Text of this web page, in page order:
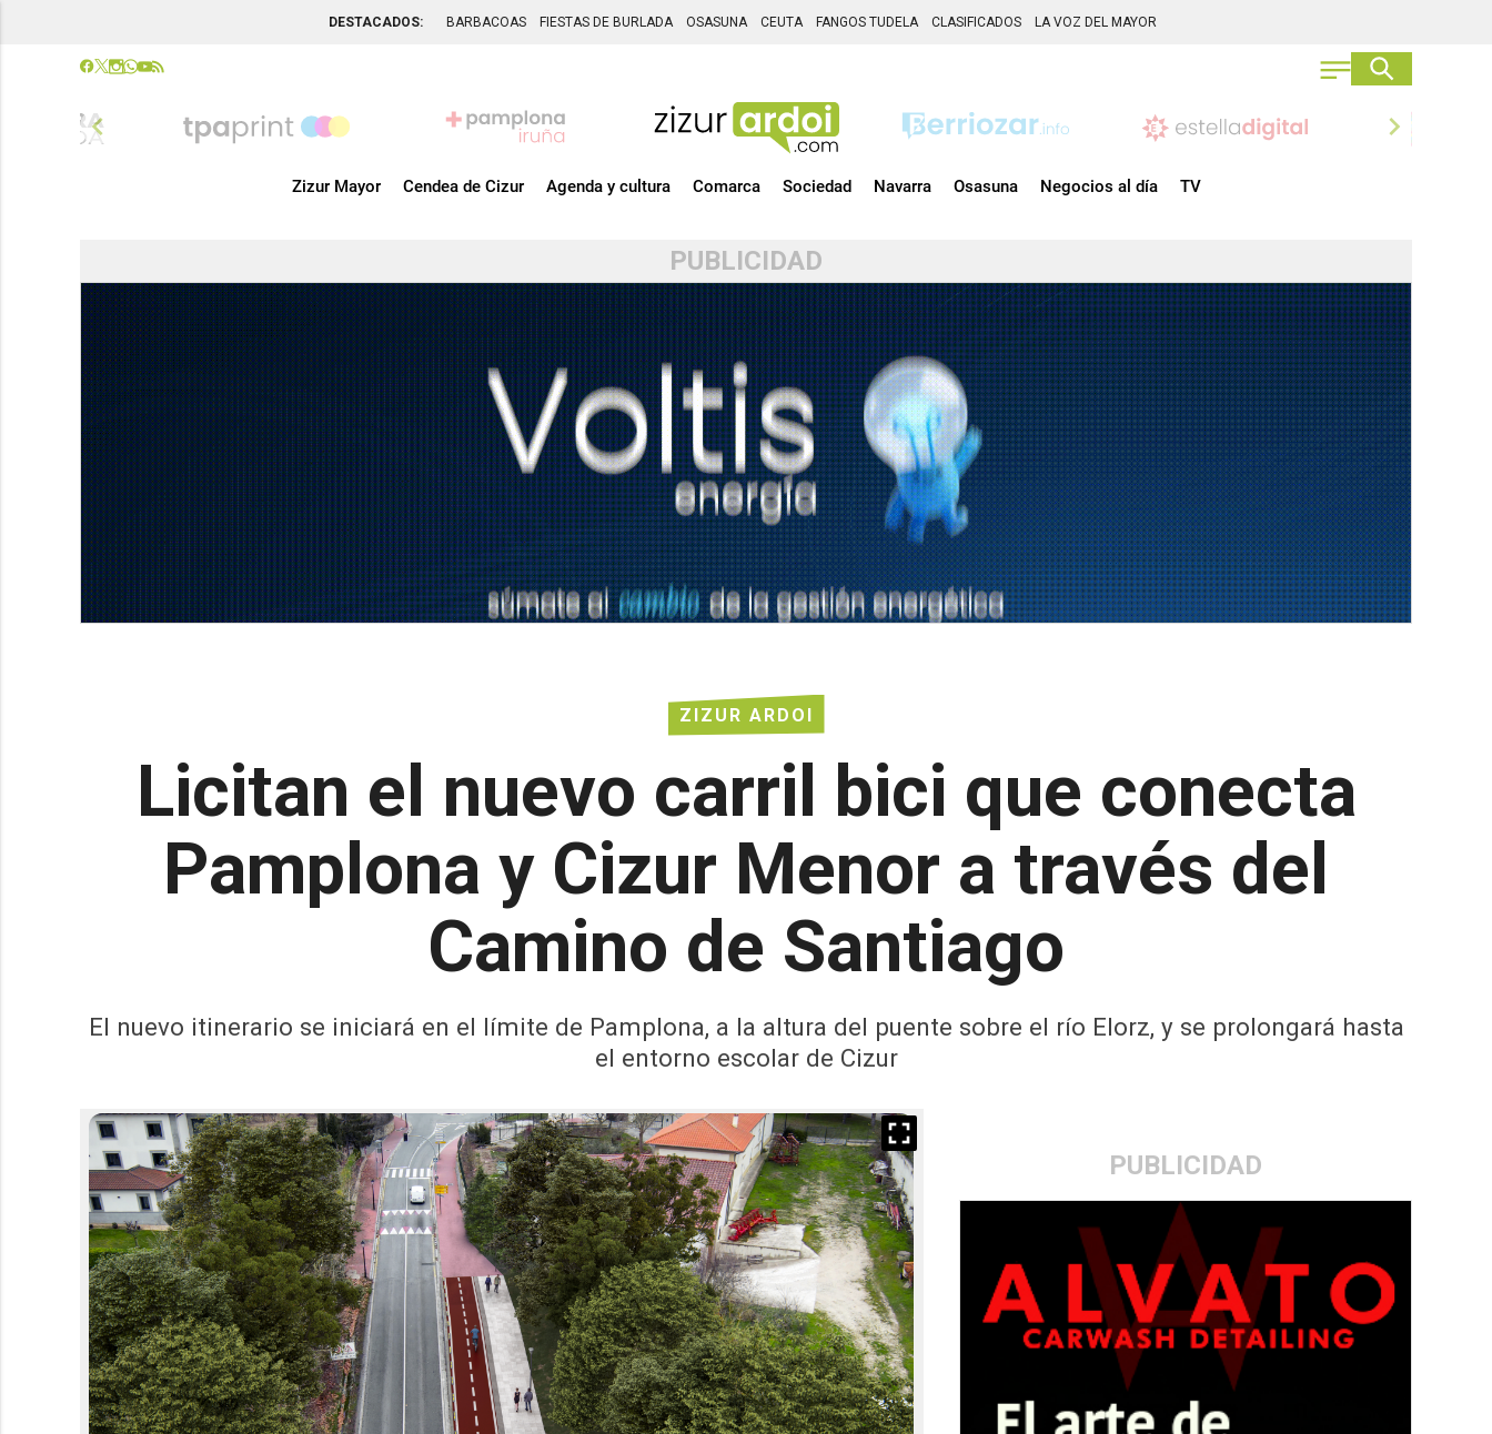
DESTACADOS: BARBACOAS FIESTAS DE BURLADA OSASUNA CEUTA FANGOS TUDELA CLASIFICADOS LA VOZ DEL MAYOR
chevron_left chevron_right
Zizur Mayor Cendea de Cizur Agenda y cultura Comarca Sociedad Navarra Osasuna Negocios al día TV
PUBLICIDAD
ZIZUR ARDOI
Licitan el nuevo carril bici que conecta
Pamplona y Cizur Menor a través del
Camino de Santiago
El nuevo itinerario se iniciará en el límite de Pamplona, a la altura del puente sobre el río Elorz, y se prolongará hasta
el entorno escolar de Cizur
PUBLICIDAD